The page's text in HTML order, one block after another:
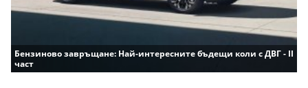
Бензиново завръщане: Най-интересните бъдещи коли с ДВГ - II
част